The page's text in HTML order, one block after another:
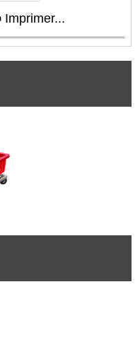
Imprimer...